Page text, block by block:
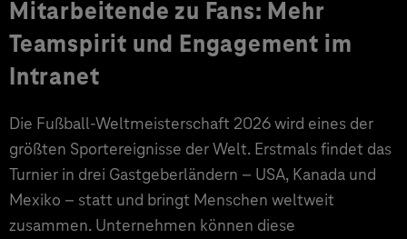
Mitarbeitende zu Fans: Mehr
Teamspirit und Engagement im
Intranet
Die Fußball-Weltmeisterschaft 2026 wird eines der
größten Sportereignisse der Welt. Erstmals findet das
Turnier in drei Gastgeberländern – USA, Kanada und
Mexiko – statt und bringt Menschen weltweit
zusammen. Unternehmen können diese